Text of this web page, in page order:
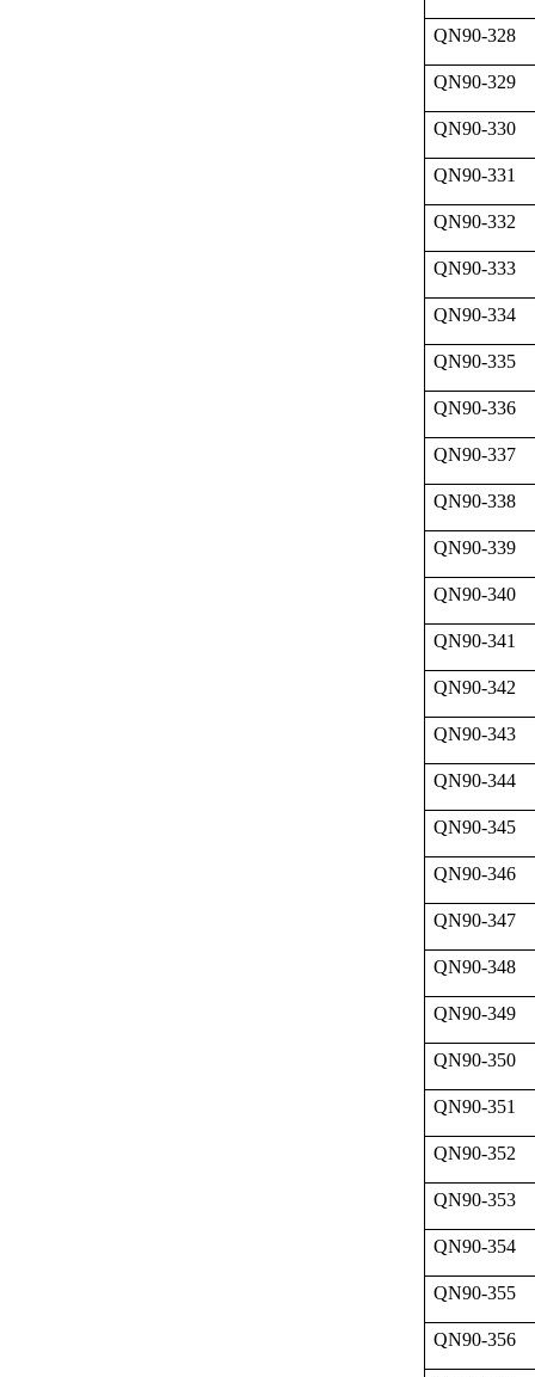
QN90-328
QN90-329
QN90-330
QN90-331
QN90-332
QN90-333
QN90-334
QN90-335
QN90-336
QN90-337
QN90-338
QN90-339
QN90-340
QN90-341
QN90-342
QN90-343
QN90-344
QN90-345
QN90-346
QN90-347
QN90-348
QN90-349
QN90-350
QN90-351
QN90-352
QN90-353
QN90-354
QN90-355
QN90-356